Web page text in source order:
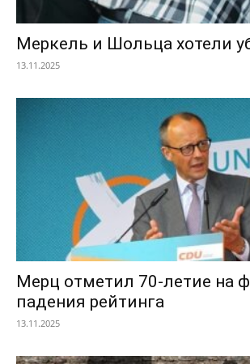
Меркель и Шольца хотели
13.11.2025
Мерц отметил 70-летие на
падения рейтинга
13.11.2025